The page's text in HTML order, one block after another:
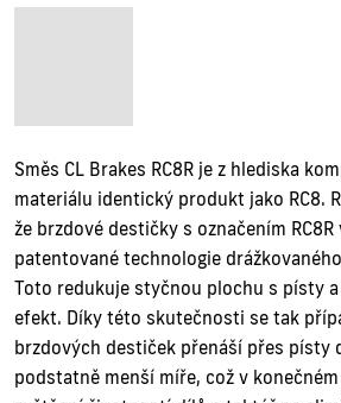
Směs CL Brakes RC8R je z hlediska
materiálu identický produkt jako RC8.
že brzdové destičky s označením
patentované technologie
Toto redukuje styčnou plochu s písty
efekt. Díky této skutečnosti se tak
brzdových destiček přenáší přes písty
podstatně menší míře, což v